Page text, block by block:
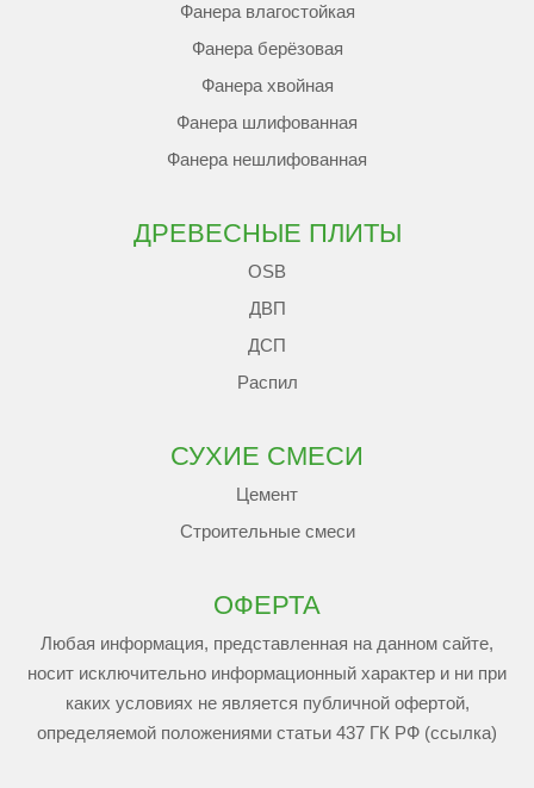
Фанера влагостойкая
Фанера берёзовая
Фанера хвойная
Фанера шлифованная
Фанера нешлифованная
ДРЕВЕСНЫЕ ПЛИТЫ
OSB
ДВП
ДСП
Распил
СУХИЕ СМЕСИ
Цемент
Строительные смеси
ОФЕРТА
Любая информация, представленная на данном сайте,
носит исключительно информационный характер и ни при
каких условиях не является публичной офертой,
определяемой положениями статьи 437 ГК РФ (ссылка)